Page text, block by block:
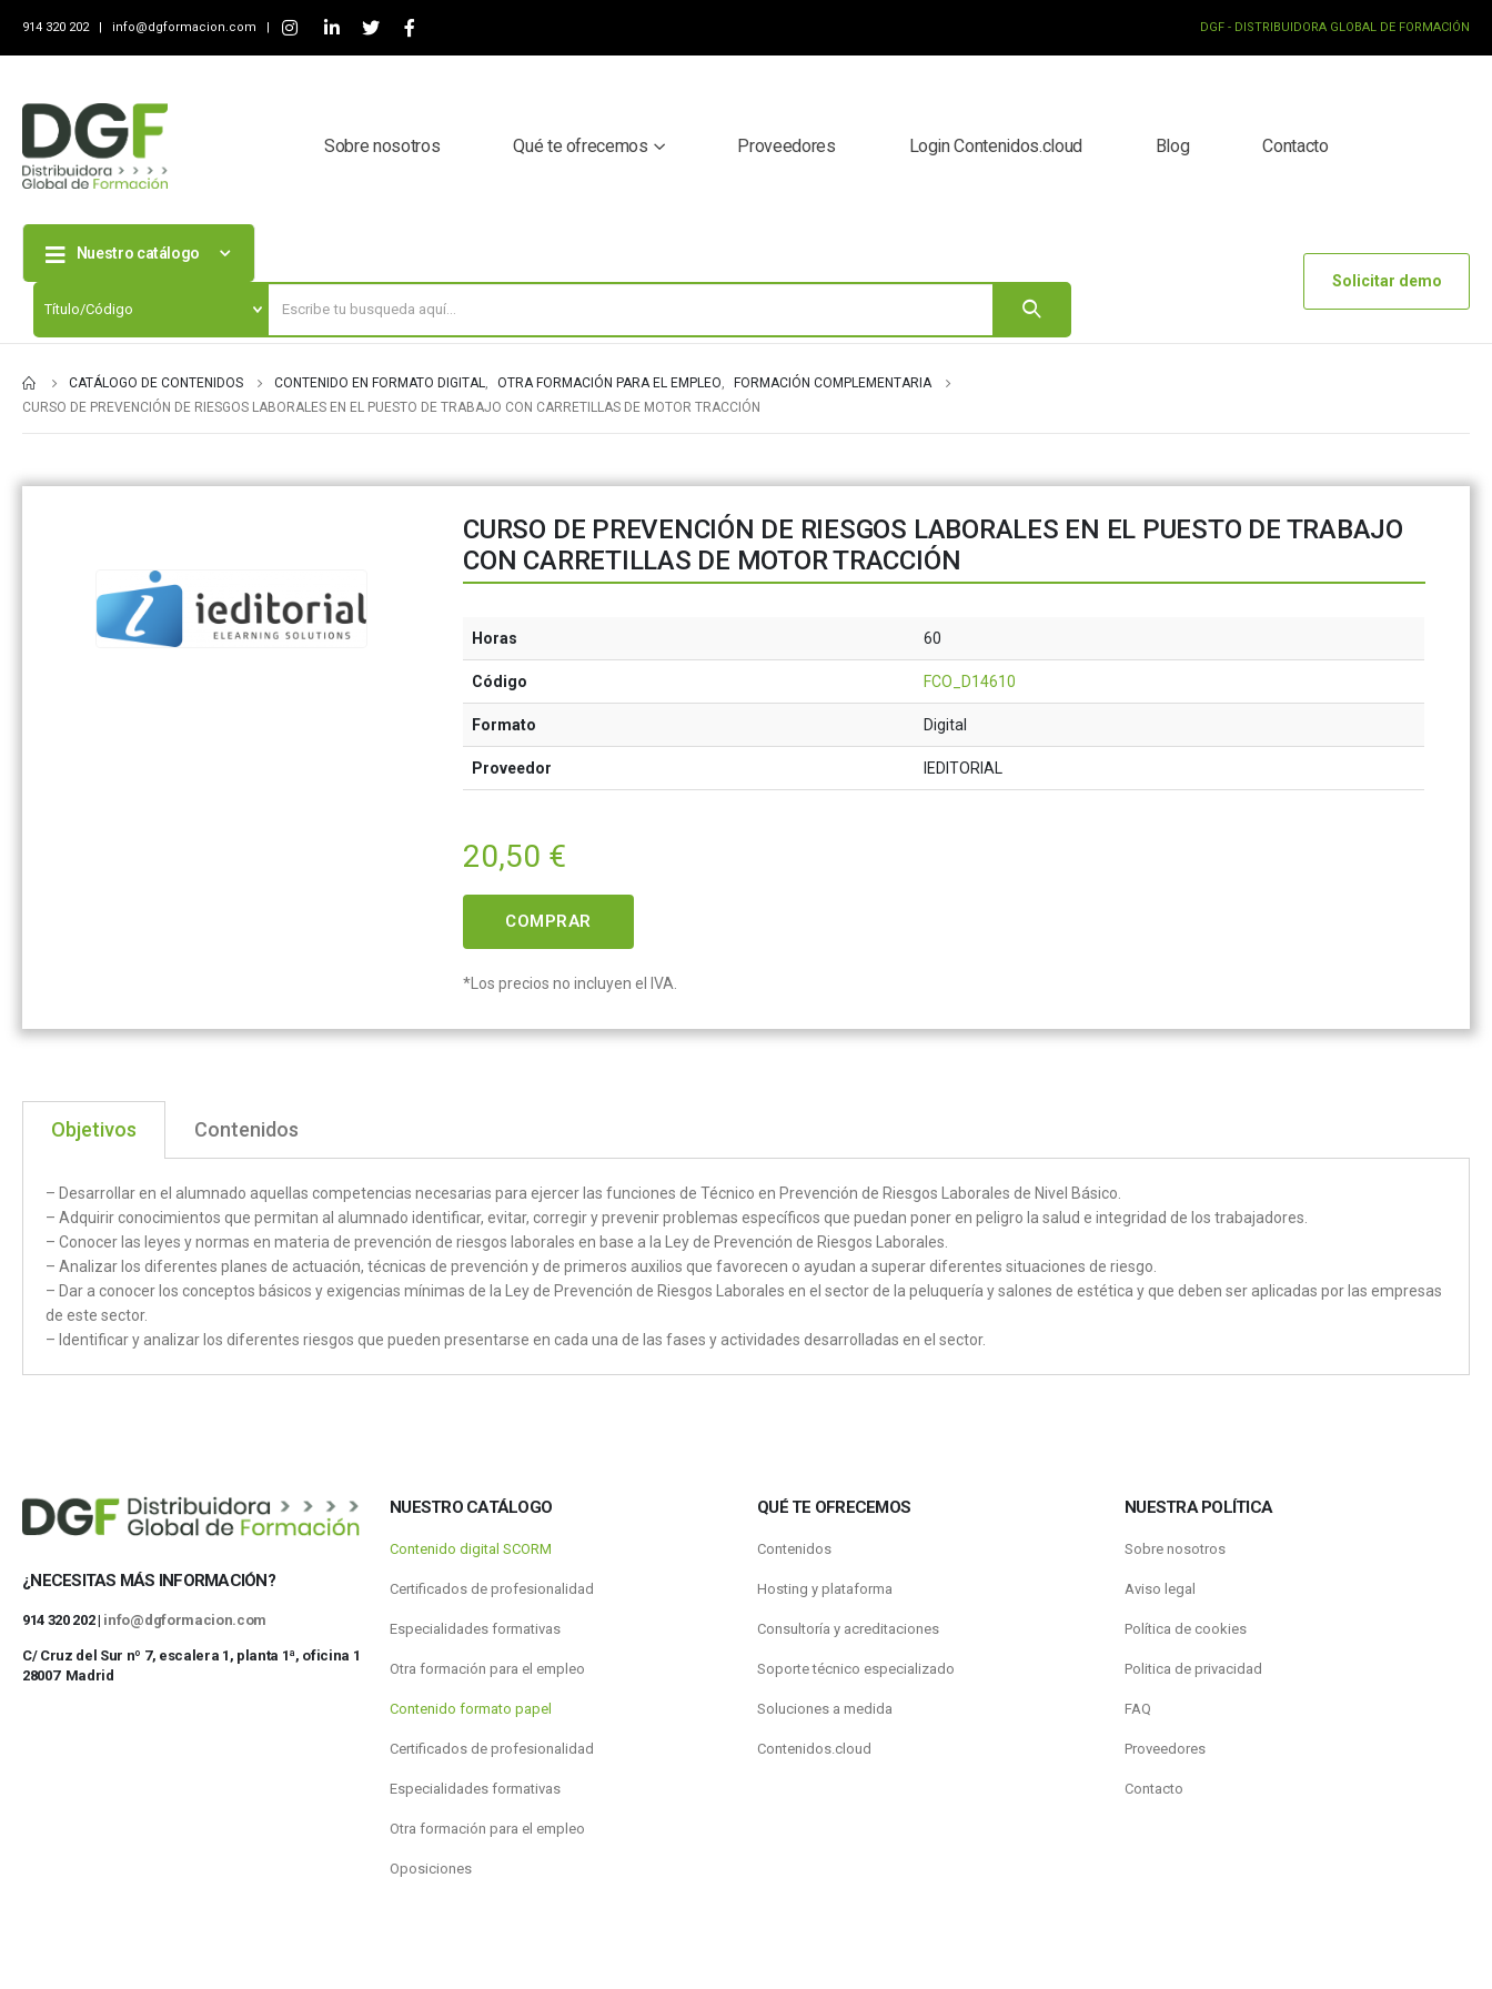
914 320 202 | info@dgformacion.com | DGF - DISTRIBUIDORA GLOBAL DE FORMACIÓN
Sobre nosotros Qué te ofrecemos Proveedores Login Contenidos.cloud Blog Contacto
Nuestro catálogo
Solicitar demo
CATÁLOGO DE CONTENIDOS CONTENIDO EN FORMATO DIGITAL, OTRA FORMACIÓN PARA EL EMPLEO,
FORMACIÓN COMPLEMENTARIA
CURSO DE PREVENCIÓN DE RIESGOS LABORALES EN EL PUESTO DE TRABAJO CON CARRETILLAS DE MOTOR TRACCIÓN
CURSO DE PREVENCIÓN DE RIESGOS LABORALES EN EL PUESTO DE TRABAJO
CON CARRETILLAS DE MOTOR TRACCIÓN
Horas 60
Código FCO_D14610
Formato Digital
Proveedor IEDITORIAL
20,50 €
COMPRAR
*Los precios no incluyen el IVA.
Objetivos Contenidos
– Desarrollar en el alumnado aquellas competencias necesarias para ejercer las funciones de Técnico en Prevención de Riesgos Laborales de Nivel Básico.
– Adquirir conocimientos que permitan al alumnado identificar, evitar, corregir y prevenir problemas específicos que puedan poner en peligro la salud e integridad de los trabajadores.
– Conocer las leyes y normas en materia de prevención de riesgos laborales en base a la Ley de Prevención de Riesgos Laborales.
– Analizar los diferentes planes de actuación, técnicas de prevención y de primeros auxilios que favorecen o ayudan a superar diferentes situaciones de riesgo.
– Dar a conocer los conceptos básicos y exigencias mínimas de la Ley de Prevención de Riesgos Laborales en el sector de la peluquería y salones de estética y que deben ser aplicadas por las empresas
de este sector.
– Identificar y analizar los diferentes riesgos que pueden presentarse en cada una de las fases y actividades desarrolladas en el sector.
¿NECESITAS MÁS INFORMACIÓN?
914 320 202 | info@dgformacion.com
C/ Cruz del Sur nº 7, escalera 1, planta 1ª, oficina 1
28007 Madrid
NUESTRO CATÁLOGO
Contenido digital SCORM
Certificados de profesionalidad
Especialidades formativas
Otra formación para el empleo
Contenido formato papel
Certificados de profesionalidad
Especialidades formativas
Otra formación para el empleo
Oposiciones
QUÉ TE OFRECEMOS
Contenidos
Hosting y plataforma
Consultoría y acreditaciones
Soporte técnico especializado
Soluciones a medida
Contenidos.cloud
NUESTRA POLÍTICA
Sobre nosotros
Aviso legal
Política de cookies
Politica de privacidad
FAQ
Proveedores
Contacto